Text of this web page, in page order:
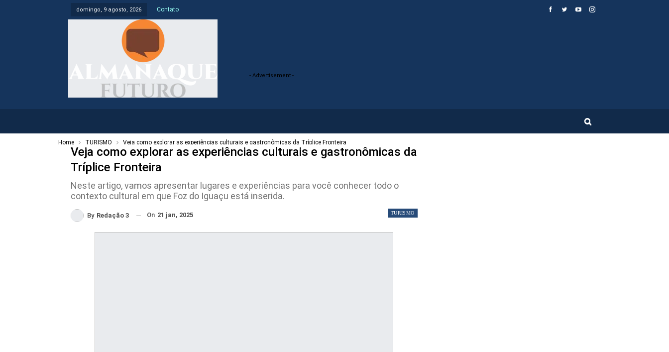
domingo, 9 agosto, 2026 Contato
- Advertisement -
Home TURISMO Veja como explorar as experiências culturais e gastronômicas da Tríplice Fronteira
Veja como explorar as experiências culturais e gastronômicas da
Tríplice Fronteira
Neste artigo, vamos apresentar lugares e experiências para você conhecer todo o
contexto cultural em que Foz do Iguaçu está inserida.
TURISMO
By Redação 3 On 21 jan, 2025